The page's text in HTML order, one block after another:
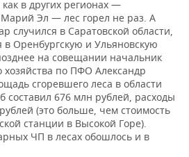
в других регионах —
Эл — лес горел не раз. А
в Саратовской области,
в Оренбургскую и Ульяновскую
на совещании начальник
хозяйства по ПФО Александр
сгоревшего леса в области
составил 676 млн рублей, расходы
(это больше, чем стоимость
станции в Высокой Горе).
ЧП в лесах обошлось и в